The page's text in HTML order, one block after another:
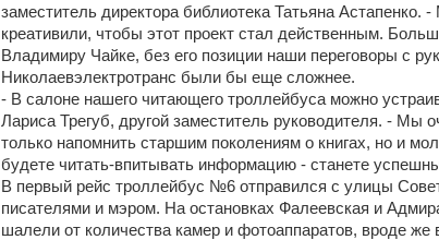
заместитель директора библиотека Татьяна Астапенко.
креативили, чтобы этот проект стал действенным.
Владимиру Чайке, без его позиции наши переговоры с
Николаевэлектротранс были бы еще сложнее.
- В салоне нашего читающего троллейбуса можно
Лариса Трегуб, другой заместитель руководителя. - Мы
только напомнить старшим поколениям о книгах, но и
будете читать-впитывать информацию - станете
В первый рейс троллейбус №6 отправился с улицы
писателями и мэром. На остановках Фалеевская и
шалели от количества камер и фотоаппаратов, вроде